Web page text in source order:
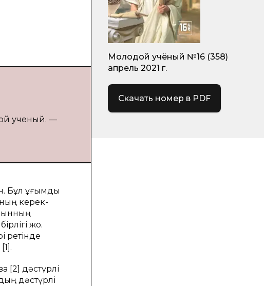
ученый. —
Бұл ұғымды
керек-
жоқ.
ретінде
[2] дәстүрлі
дәстүрлі
Молодой учёный №16 (358)
апрель 2021 г.
Скачать номер в PDF